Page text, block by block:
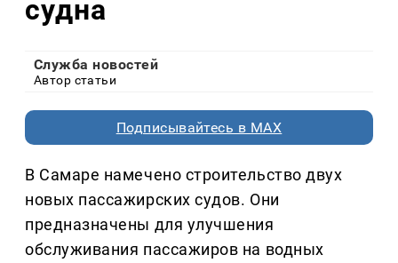
судна
Служба новостей
Автор статьи
Подписывайтесь в MAX
В Самаре намечено строительство двух
новых пассажирских судов. Они
предназначены для улучшения
обслуживания пассажиров на водных